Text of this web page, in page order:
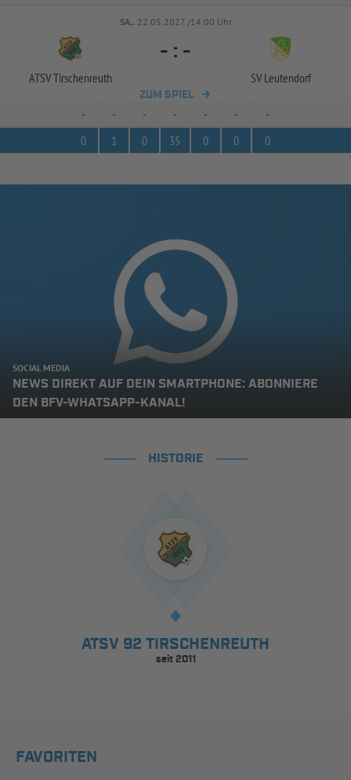
SA.. 22.05.2027 /14:00 Uhr
ATSV Tirschenreuth
- : -
SV Leutendorf
ZUM SPIEL
- - - - - -
-
0
1 0 35 0 0 0
SOCIAL MEDIA
NEWS DIREKT AUF DEIN SMARTPHONE: ABONNIERE
DEN BFV-WHATSAPP-KANAL!
HISTORIE
ATSV 92 TIRSCHENREUTH
seit 2011
FAVORITEN